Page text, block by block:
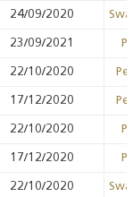
24/09/2020
23/09/2021
22/10/2020
17/12/2020
22/10/2020
17/12/2020
22/10/2020